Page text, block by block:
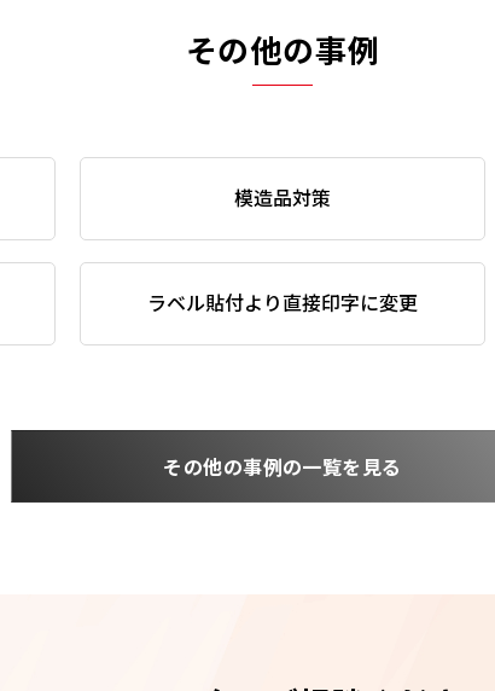
その他の事例
模造品対策
ラベル貼付より直接印字に変更
その他の事例の一覧を見る